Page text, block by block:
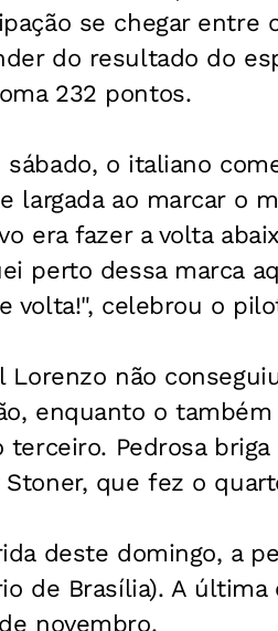
se chegar entre
do resultado do
232 pontos.
sábado, o italiano
largada ao marcar o
era fazer a volta
perto dessa marca
volta!", celebrou o
Lorenzo não
enquanto o
terceiro. Pedrosa
Stoner, que fez o
deste domingo, a
de Brasília). A última
novembro.